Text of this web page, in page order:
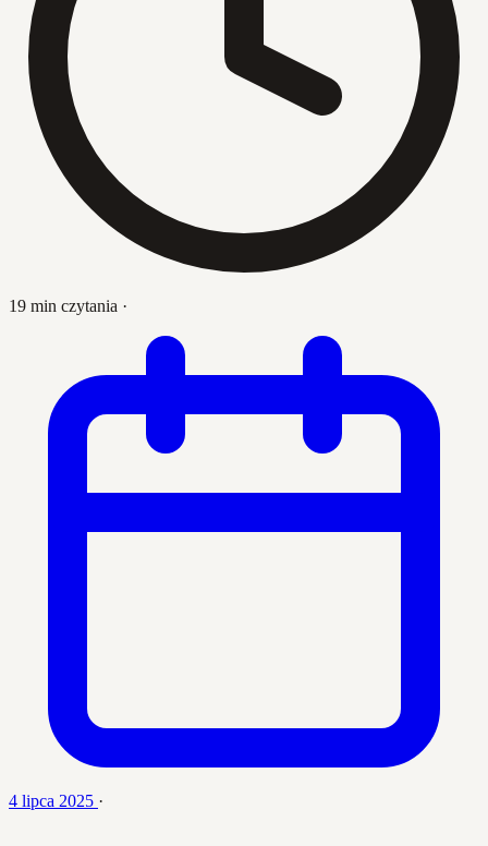
19 min czytania ·
4 lipca 2025 ·